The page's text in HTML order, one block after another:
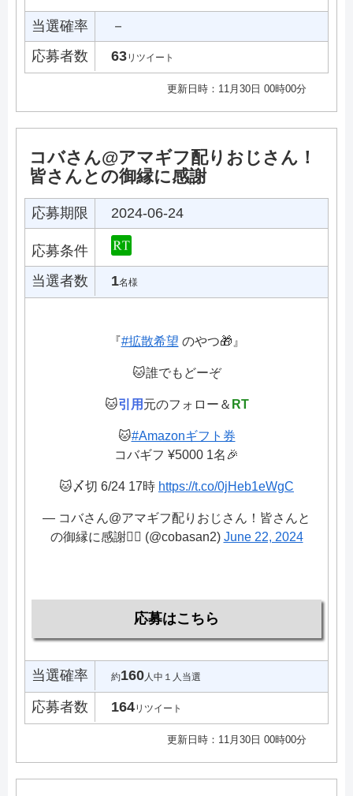
当選確率
－
応募者数
63リツイート
更新日時：11月30日 00時00分
コバさん@アマギフ配りおじさん！
皆さんとの御縁に感謝
応募期限 2024-06-24
応募条件
当選者数
1名様
『#拡散希望 のやつ🎁』
🐱誰でもどーぞ
🐱引用 元のフォロー＆ RT
🐱#Amazonギフト券
コバギフ ¥5000 1名🎉
🐱〆切 6/24 17時 https://t.co/0jHeb1eWgC
— コバさん@アマギフ配りおじさん！皆さんと
の御縁に感謝🙇‍♂️ (@cobasan2) June 22, 2024
応募はこちら
当選確率 約160人中１人当選
応募者数 164リツイート
更新日時：11月30日 00時00分